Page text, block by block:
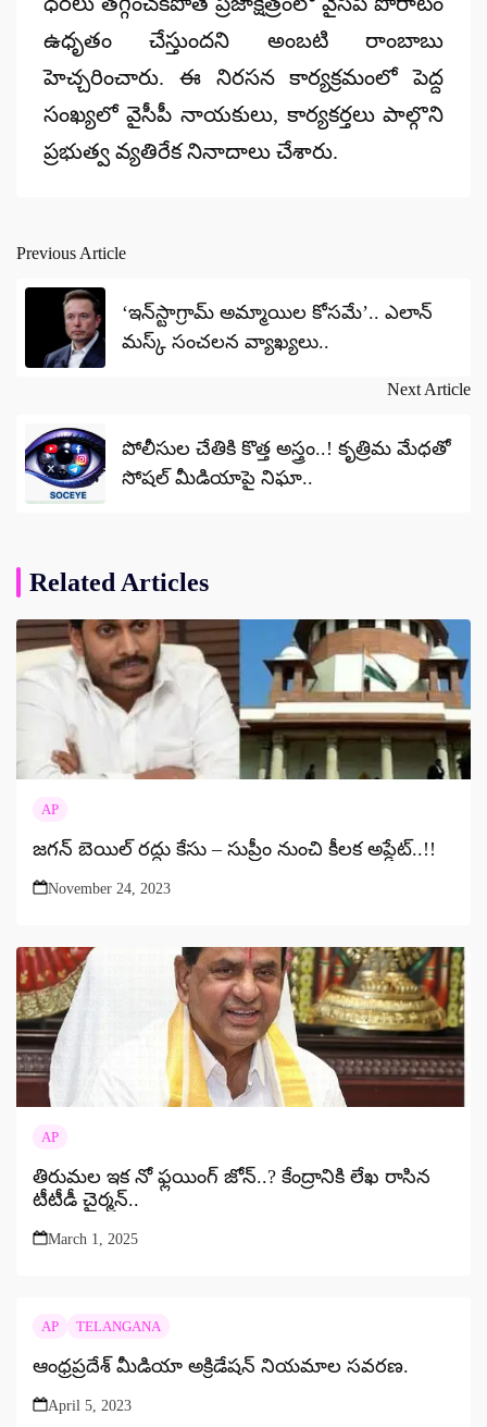
ఉధృతం చేస్తుందని అంబటి రాంబాబు
హెచ్చరించారు. ఈ నిరసన కార్యక్రమంలో పెద్ద
సంఖ్యలో వైసీపీ నాయకులు, కార్యకర్తలు పాల్గొని
ప్రభుత్వ వ్యతిరేక నినాదాలు చేశారు.
Post
navigation
Previous Article
‘ఇన్‌స్టాగ్రామ్‌ అమ్మాయిల కోసమే’.. ఎలాన్‌
మస్క్‌ సంచలన వ్యాఖ్యలు..
Next Article
పోలీసుల చేతికి కొత్త అస్త్రం..! కృత్రిమ మేధతో
సోషల్​ మీడియాపై నిఘా..
Related Articles
AP
జగన్ బెయిల్ రద్దు కేసు – సుప్రీం నుంచి కీలక అప్డేట్..!!
November 24, 2023
AP
తిరుమల ఇక నో ఫ్లయింగ్ జోన్..? కేంద్రానికి లేఖ రాసిన
టీటీడీ చైర్మన్..
March 1, 2025
AP TELANGANA
ఆంధ్రప్రదేశ్ మీడియా అక్రిడేషన్ నియమాల సవరణ.
April 5, 2023